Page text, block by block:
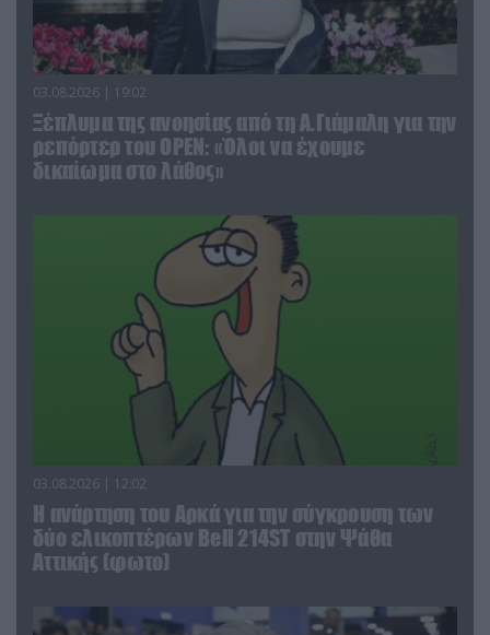
03.08.2026 | 19:02
Ξέπλυμα της ανοησίας από τη Α.Γιάμαλη για την
ρεπόρτερ του ΟΡΕΝ: «Όλοι να έχουμε
δικαίωμα στο λάθος»
03.08.2026 | 12:02
Η ανάρτηση του Αρκά για την σύγκρουση των
δύο ελικοπτέρων Bell 214ST στην Ψάθα
Αττικής (φωτο)